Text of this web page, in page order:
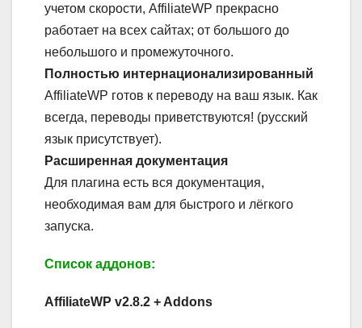
учетом скорости, AffiliateWP прекрасно
работает на всех сайтах; от большого до
небольшого и промежуточного.
Полностью интернационализированный
AffiliateWP готов к переводу на ваш язык. Как
всегда, переводы приветствуются! (русский
язык присутствует).
Расширенная документация
Для плагина есть вся документация,
необходимая вам для быстрого и лёгкого
запуска.
Список аддонов:
AffiliateWP v2.8.2 + Addons